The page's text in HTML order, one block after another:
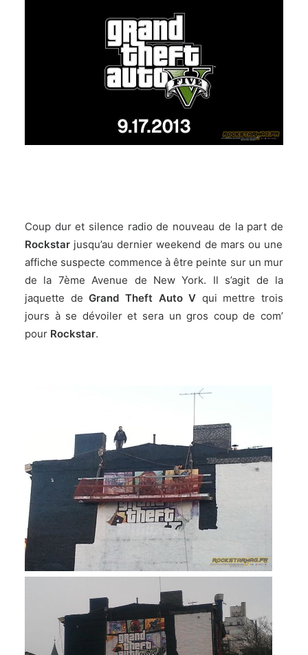
Coup dur et silence radio de nouveau de la part de
Rockstar jusqu’au dernier weekend de mars ou une
affiche suspecte commence à être peinte sur un mur
de la 7ème Avenue de New York. Il s’agit de la
jaquette deGrand Theft Auto V qui mettre trois
jours à se dévoiler et sera un gros coup de com’
pour Rockstar.